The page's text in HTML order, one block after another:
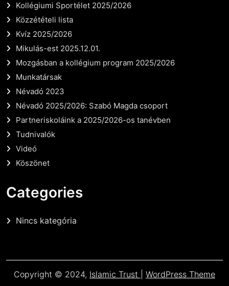
Kollégiumi Sportélet 2025/2026
Közzétételi lista
Kvíz 2025/2026
Mikulás-est 2025.12.01.
Mozgásban a kollégium program 2025/2026
Munkatársak
Névadó 2023
Névadó 2025/2026: Szabó Magda csoport
Partneriskoláink a 2025/2026-os tanévben
Tudnivalók
Videó
Köszönet
Categories
Nincs kategória
Copyright © 2024, Islamic Trust WordPress Theme